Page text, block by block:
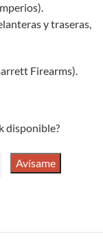
y traseras,
Firearms).
disponible?
Avísame